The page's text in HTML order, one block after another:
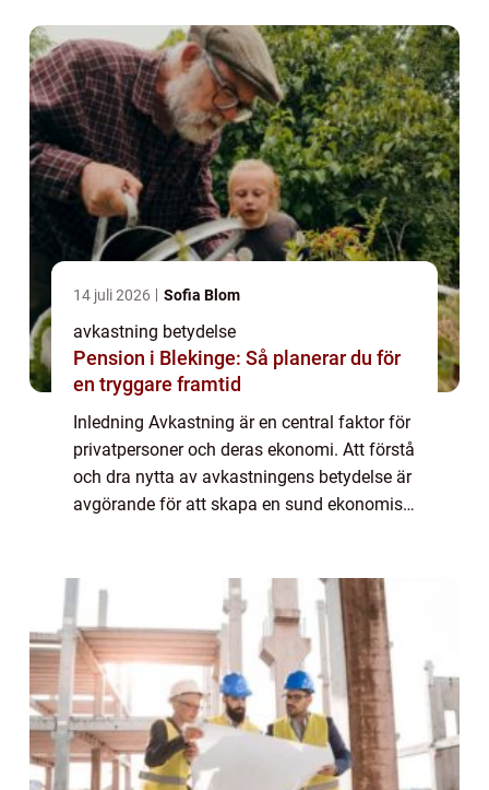
14 juli 2026 Sofia Blom
avkastning betydelse
Pension i Blekinge: Så planerar du för
en tryggare framtid
Inledning Avkastning är en central faktor för
privatpersoner och deras ekonomi. Att förstå
och dra nytta av avkastningens betydelse är
avgörande för att skapa en sund ekonomisk